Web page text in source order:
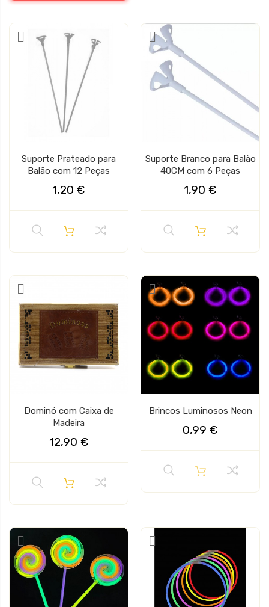
Suporte Prateado para
Balão com 12 Peças
1,20 €
Suporte Branco para Balão
40CM com 6 Peças
1,90 €
Dominó com Caixa de
Madeira
12,90 €
Brincos Luminosos Neon
0,99 €